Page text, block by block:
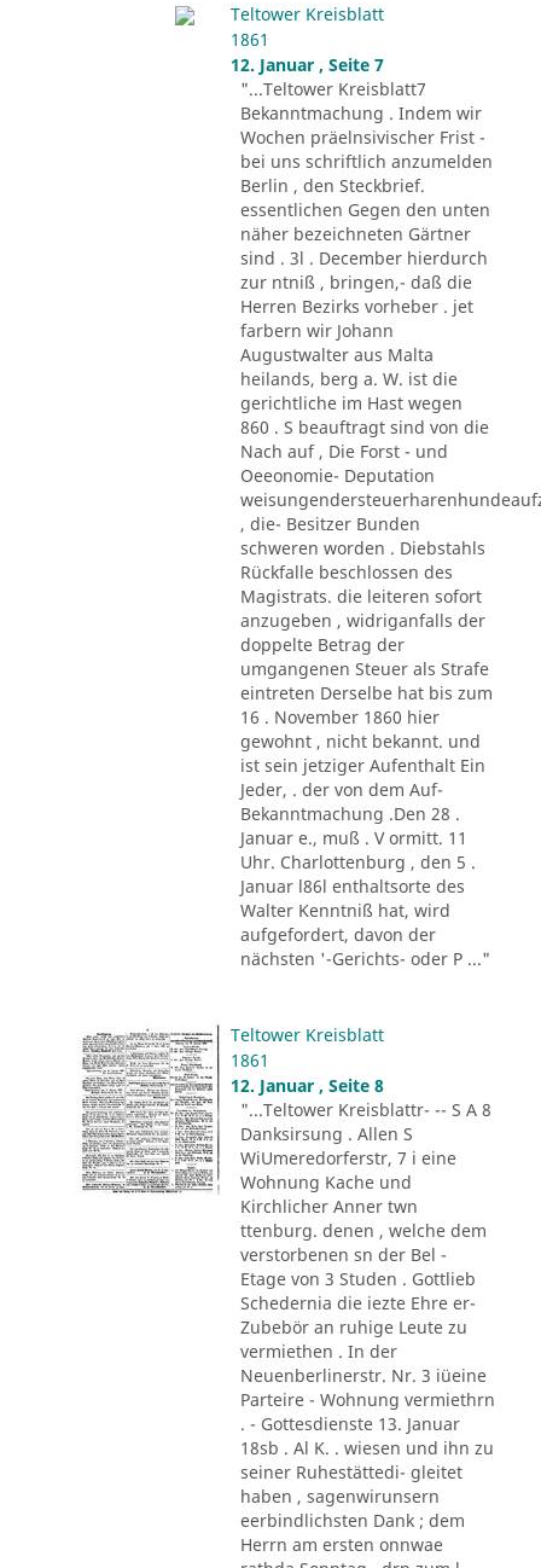
Teltower Kreisblatt
1861
12. Januar , Seite 7
"...Teltower Kreisblatt7
Bekanntmachung . Indem wir
Wochen präelnsivischer Frist -
bei uns schriftlich anzumelden
Berlin , den Steckbrief.
essentlichen Gegen den unten
näher bezeichneten Gärtner
sind . 3l . December hierdurch
zur ntniß , bringen,- daß die
Herren Bezirks vorheber . jet
farbern wir Johann
Augustwalter aus Malta
heilands, berg a. W. ist die
gerichtliche im Hast wegen
860 . S beauftragt sind von die
Nach auf , Die Forst - und
Oeeonomie- Deputation
, die- Besitzer Bunden
schweren worden . Diebstahls
Rückfalle beschlossen des
Magistrats. die leiteren sofort
anzugeben , widriganfalls der
doppelte Betrag der
umgangenen Steuer als Strafe
eintreten Derselbe hat bis zum
16 . November 1860 hier
gewohnt , nicht bekannt. und
ist sein jetziger Aufenthalt Ein
Jeder, . der von dem Auf-
Bekanntmachung .Den 28 .
Januar e., muß . V ormitt. 11
Uhr. Charlottenburg , den 5 .
Januar l86l enthaltsorte des
Walter Kenntniß hat, wird
aufgefordert, davon der
nächsten '-Gerichts- oder P ..."
Teltower Kreisblatt
1861
12. Januar , Seite 8
"...Teltower Kreisblattr- -- S A 8
Danksirsung . Allen S
WiUmeredorferstr, 7 i eine
Wohnung Kache und
Kirchlicher Anner twn
ttenburg. denen , welche dem
verstorbenen sn der Bel -
Etage von 3 Studen . Gottlieb
Schedernia die iezte Ehre er-
Zubebör an ruhige Leute zu
vermiethen . In der
Neuenberlinerstr. Nr. 3 iüeine
Parteire - Wohnung vermiethrn
. - Gottesdienste 13. Januar
18sb . Al K. . wiesen und ihn zu
seiner Ruhestättedi- gleitet
haben , sagenwirunsern
eerbindlichsten Dank ; dem
Herrn am ersten onnwae